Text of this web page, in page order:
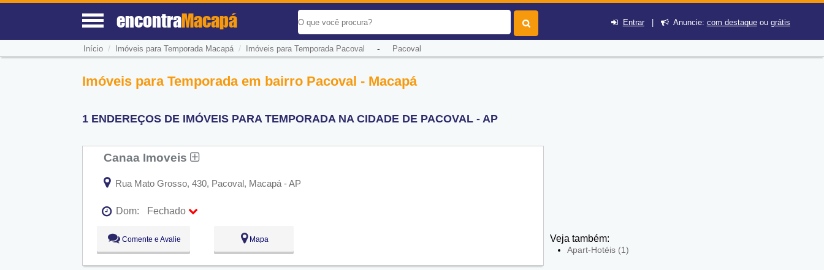
encontraMacapá Entrar| Anuncie: com destaqueou grátis
Início / Imóveis para Temporada Macapá/ Imóveis para Temporada Pacoval - Pacoval
Imóveis para Temporada em bairro Pacoval - Macapá
1 ENDEREÇOS DE IMÓVEIS PARA TEMPORADA NA CIDADE DE PACOVAL - AP
Canaa Imoveis
Rua Mato Grosso, 430, Pacoval, Macapá - AP
Dom:
Fechado
Seg:
Ter:
09:00 - 18:00
Qua:
09:00 - 18:00
Qui:
09:00 - 18:00
Comente e Avalie Mapa Veja também:
Apart-Hotéis (1)